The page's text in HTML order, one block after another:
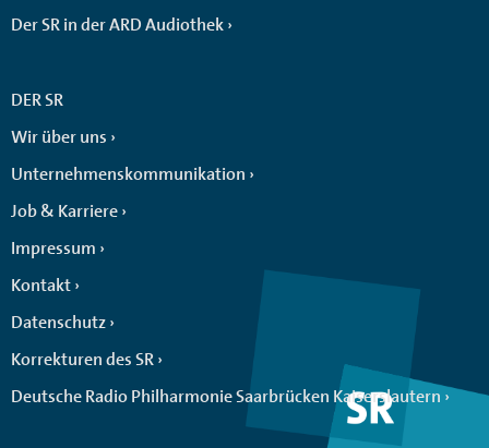
Der SR in der ARD Audiothek
DER SR
Wir über uns
Unternehmenskommunikation
Job & Karriere
Impressum
Kontakt
Datenschutz
Korrekturen des SR
Deutsche Radio Philharmonie Saarbrücken Kaiserslautern